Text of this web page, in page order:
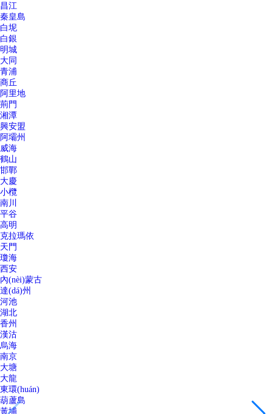
昌江
秦皇島
白坭
白銀
明城
大同
青浦
商丘
阿里地
荊門
湘潭
興安盟
阿壩州
威海
鶴山
邯鄲
大慶
小欖
南川
平谷
高明
克拉瑪依
天門
瓊海
西安
內(nèi)蒙古
達(dá)州
河池
湖北
香州
漢沽
烏海
南京
大塘
大龍
東環(huán)
葫蘆島
黃埔